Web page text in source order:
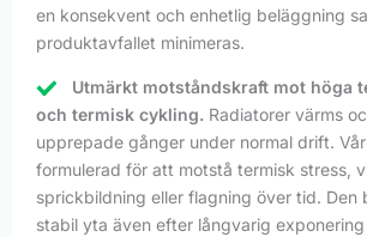
en konsekvent och enhetlig beläggning
produktavfallet minimeras.
Utmärkt motståndskraft mot höga
och termisk cykling. Radiatorer värms
upprepade gånger under normal drift.
formulerad för att motstå termisk stress,
sprickbildning eller flagning över tid. Den
stabil yta även efter långvarig